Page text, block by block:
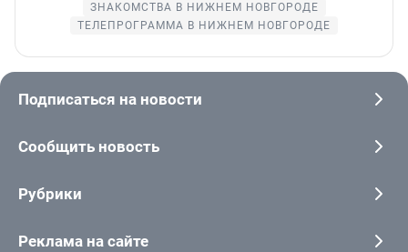
ЗНАКОМСТВА В НИЖНЕМ НОВГОРОДЕ
ТЕЛЕПРОГРАММА В НИЖНЕМ НОВГОРОДЕ
Подписаться на новости
Сообщить новость
Рубрики
Реклама на сайте